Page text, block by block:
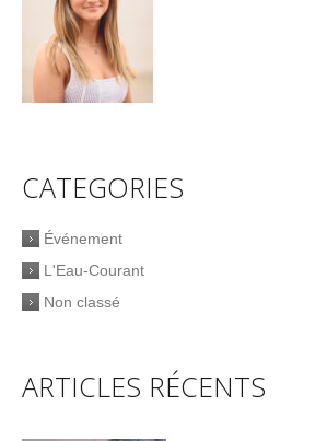
CATEGORIES
Événement
L'Eau-Courant
Non classé
ARTICLES RÉCENTS